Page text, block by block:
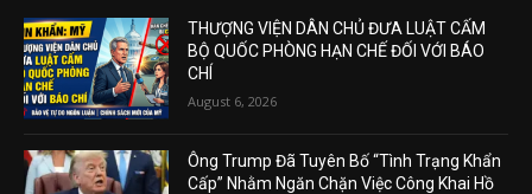
THƯỢNG VIỆN DÂN CHỦ ĐƯA LUẬT CẤM
BỘ QUỐC PHÒNG HẠN CHẾ ĐỐI VỚI BÁO
CHÍ
August 6, 2026
Ông Trump Đã Tuyên Bố “Tình Trạng Khẩn
Cấp” Nhằm Ngăn Chặn Việc Công Khai Hồ